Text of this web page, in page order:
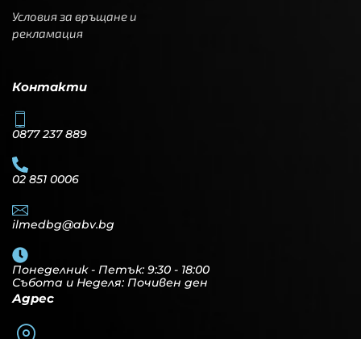
Условия за връщане и
рекламация
Контакти
0877 237 889
02 851 0006
ilmedbg@abv.bg
Понеделник - Петък: 9:30 - 18:00
Събота и Неделя: Почивен ден
Адрес